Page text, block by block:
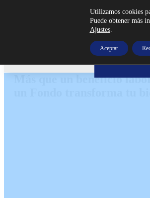
Skip to footer
¡Afíliate Ya!
Más que un beneficio
Utilizamos cookies
Puede obtener más
Ajustes.
Aceptar